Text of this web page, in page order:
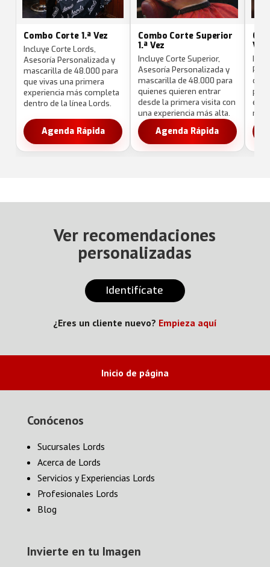
Combo Corte 1.ª Vez
Incluye Corte Lords,
Asesoría Personalizada y
mascarilla de 48.000 para
que vivas una primera
experiencia más completa
dentro de la línea Lords.
Agenda Rápida
Combo Corte Superior
1.ª Vez
Incluye Corte Superior,
Asesoría Personalizada y
mascarilla de 48.000 para
quienes quieren entrar
desde la primera visita con
una experiencia más alta.
Agenda Rápida
Vez
de
más
Ver recomendaciones
personalizadas
Identifícate
¿Eres un cliente nuevo? Empieza aquí
Inicio de página
Conócenos
Sucursales Lords
Acerca de Lords
Servicios y Experiencias Lords
Profesionales Lords
Blog
Invierte en tu Imagen